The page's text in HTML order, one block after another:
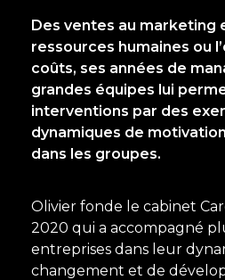
Des ventes au marketing
ressources humaines ou
coûts, ses années de
grandes équipes lui
interventions par des
dynamiques de
dans les groupes.
Olivier fonde le cabinet
2020 qui a accompagné
entreprises dans leur
changement et de